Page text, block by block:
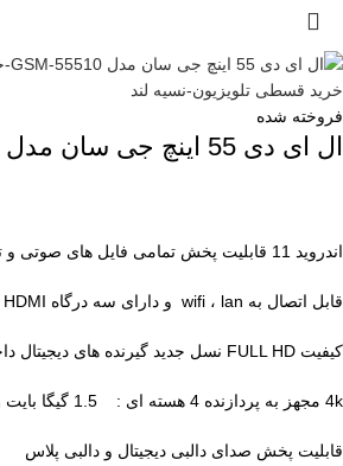
فروخته شده
ال ای دی 55 اینچ جی سان مدل GSM-55510
اندروید 11 قابلیت پخش تمامی فایل های صوتی و تصویری رایج
قابل اتصال به wifi ، lan و دارای سه درگاه HDMI و VGA و دو درگاه USB
کیفیت FULL HD نسل جدید گیرنده های دیجیتال داخلی DVB-T2
4k مجهز به پردازنده 4 هسته ای : 1.5 گیگا بایت و رم 8 گیگ حافظه داخلی
قابلیت پخش صدای دالبی دیجیتال و دالبی پلاس